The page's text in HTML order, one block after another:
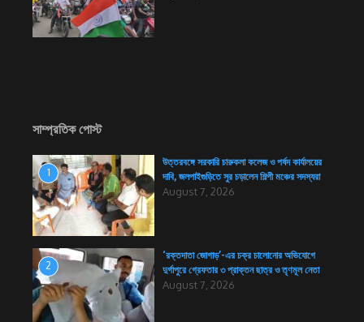
সাম্প্রতিক পোস্ট
1
উত্তরবঙ্গে সরকারি চারুকলা কলেজ ও পর্ষদ কার্যালয়ের
দাবি, জলপাইগুড়িতে সুর চড়ালেন শিল্পী মঞ্চের সদস্যরা
August 7, 2026
2
‘রক্তদাতা জোগাড়’-এর চক্র চালোনোর অভিযোগে
দুর্গাপুরে গ্রেফতার ৩ প্রাক্তন ছাত্র ও তৃণমূল নেতা
August 7, 2026